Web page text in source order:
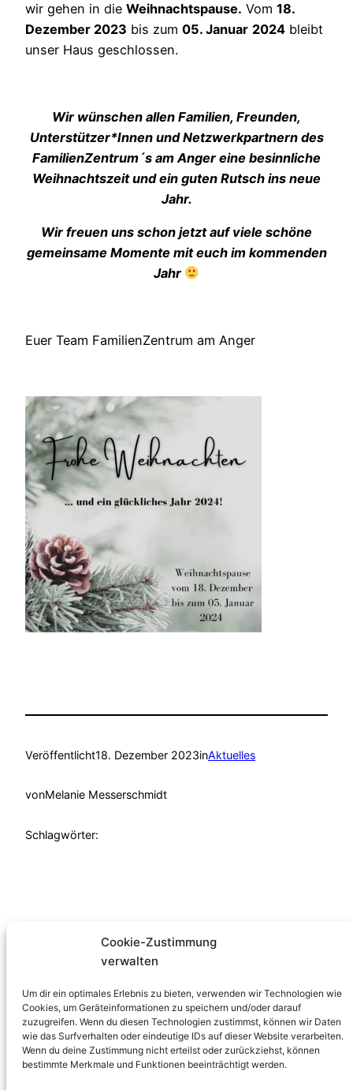
Cookie-Zustimmung
verwalten
Um dir ein optimales Erlebnis zu bieten, verwenden wir Technologien wie
Cookies, um Geräteinformationen zu speichern und/oder darauf
zuzugreifen. Wenn du diesen Technologien zustimmst, können wir Daten
wie das Surfverhalten oder eindeutige IDs auf dieser Website verarbeiten.
Wenn du deine Zustimmung nicht erteilst oder zurückziehst, können
bestimmte Merkmale und Funktionen beeinträchtigt werden.
wir gehen in die Weihnachtspause. Vom 18.
Dezember 2023 bis zum 05. Januar 2024 bleibt
unser Haus geschlossen.
Wir wünschen allen Familien, Freunden,
Unterstützer*Innen und Netzwerkpartnern des
FamilienZentrum´s am Anger eine besinnliche
Weihnachtszeit und ein guten Rutsch ins neue
Jahr.
Wir freuen uns schon jetzt auf viele schöne
gemeinsame Momente mit euch im kommenden
Jahr
Euer Team FamilienZentrum am Anger
Veröffentlicht18. Dezember 2023inAktuelles
vonMelanie Messerschmidt
Schlagwörter:
Familienzentrum
Verein
Angebote
Programmheft
Spenden und